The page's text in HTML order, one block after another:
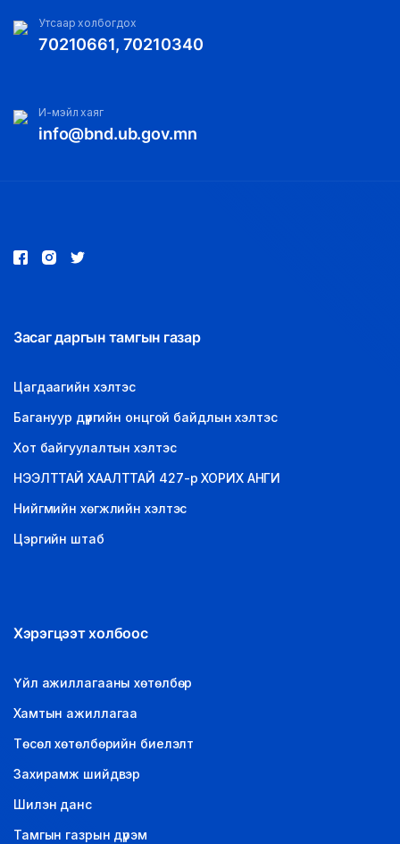
Утсаар холбогдох
70210661, 70210340
И-мэйл хаяг
info@bnd.ub.gov.mn
Засаг даргын тамгын газар
Цагдаагийн хэлтэс
Багануур дүүргийн онцгой байдлын хэлтэс
Хот байгуулалтын хэлтэс
НЭЭЛТТАЙ ХААЛТТАЙ 427-р ХОРИХ АНГИ
Нийгмийн хөгжлийн хэлтэс
Цэргийн штаб
Хэрэгцээт холбоос
Үйл ажиллагааны хөтөлбөр
Хамтын ажиллагаа
Төсөл хөтөлбөрийн биелэлт
Захирамж шийдвэр
Шилэн данс
Тамгын газрын дүрэм